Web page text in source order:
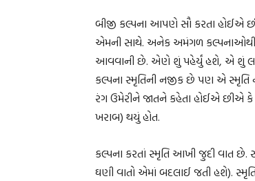
બીજી કલ્પના આપણે સૌ કરતા હોઈએ
એમની સાથે. અનેક અમંગળ કલ્પનાઓથી
આવવાની છે. એણે શું પહેર્યું હશે, એ શું
કલ્પના સ્મૃતિની નજીક છે પણ એ
રંગ ઉમેરીને જાતને કહેતા હોઈએ છીએ
ખરાબ) થયું હોત.
કલ્પના કરતાં સ્મૃતિ આખી જુદી વાત
ઘણી વાતો એમાં બદલાઈ જતી હશે).